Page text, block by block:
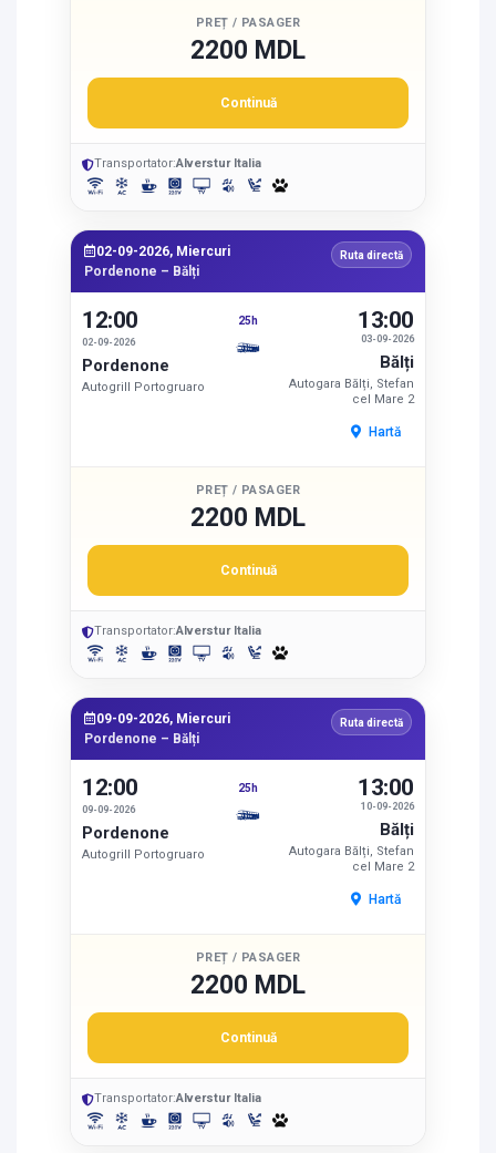
PREȚ / PASAGER
2200 MDL
Continuă
Transportator:Alverstur Italia
02-09-2026, Miercuri
Pordenone – Bălți
Ruta directă
12:00
02-09-2026
Pordenone
Autogrill Portogruaro
25h
03-09-2026
13:00
Bălți
Autogara Bălți, Stefan
cel Mare 2
Hartă
PREȚ / PASAGER
2200 MDL
Continuă
Transportator:Alverstur Italia
09-09-2026, Miercuri
Pordenone – Bălți
Ruta directă
12:00
09-09-2026
Pordenone
Autogrill Portogruaro
25h
10-09-2026
13:00
Bălți
Autogara Bălți, Stefan
cel Mare 2
Hartă
PREȚ / PASAGER
2200 MDL
Continuă
Transportator:Alverstur Italia